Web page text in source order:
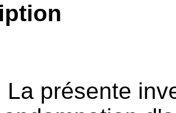
La présente